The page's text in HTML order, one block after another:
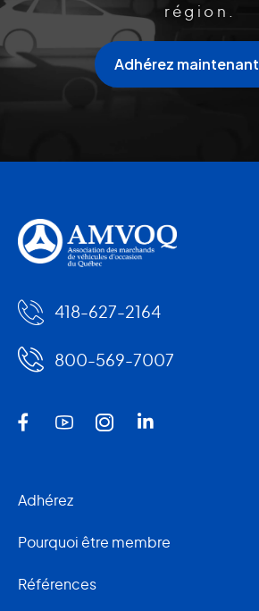
région.
Adhérez maintenant
418-627-2164
800-569-7007
Adhérez
Pourquoi être membre
Références